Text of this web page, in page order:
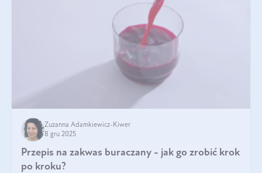
Zuzanna Adamkiewicz-Kiwer
8 gru 2025
Przepis na zakwas buraczany - jak go zrobić krok
po kroku?